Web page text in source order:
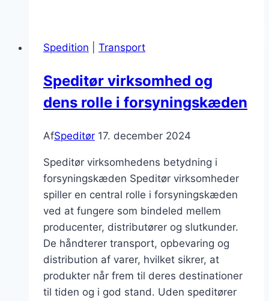
for
Spedition Transport
Speditør virksomhed og
dens rolle i forsyningskæden
AfSpeditør 17. december 2024
Speditør virksomhedens betydning i
forsyningskæden Speditør virksomheder
spiller en central rolle i forsyningskæden
ved at fungere som bindeled mellem
producenter, distributører og slutkunder.
De håndterer transport, opbevaring og
distribution af varer, hvilket sikrer, at
produkter når frem til deres destinationer
til tiden og i god stand. Uden speditører